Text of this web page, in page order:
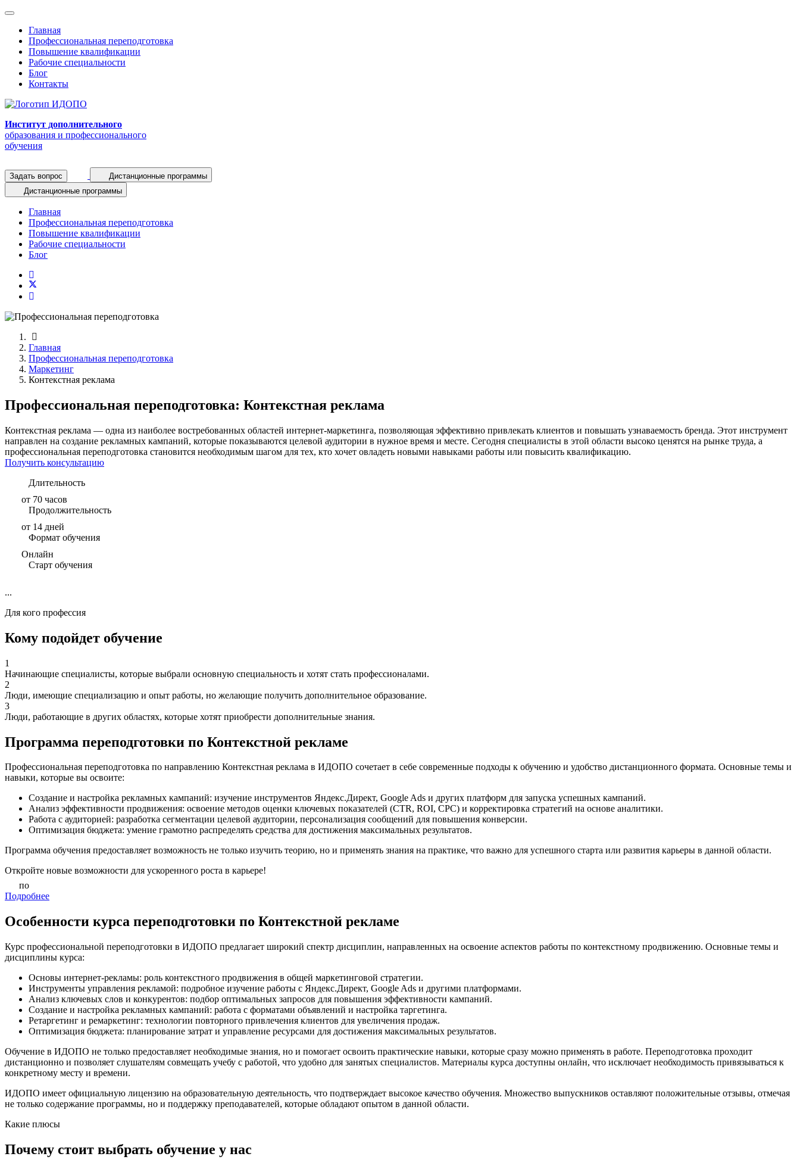
Главная
Профессиональная переподготовка
Повышение квалификации
Рабочие специальности
Блог
Контакты
Институт дополнительного
образования и профессионального
обучения
Задать вопрос
Дистанционные программы
Дистанционные программы
Главная
Профессиональная переподготовка
Повышение квалификации
Рабочие специальности
Блог
Главная
Профессиональная переподготовка
Маркетинг
Контекстная реклама
Профессиональная переподготовка: Контекстная реклама
Контекстная реклама — одна из наиболее востребованных областей интернет-маркетинга, позволяющая эффективно привлекать клиентов и повышать узнаваемость бренда. Этот инструмент
направлен на создание рекламных кампаний, которые показываются целевой аудитории в нужное время и месте. Сегодня специалисты в этой области высоко ценятся на рынке труда, а
профессиональная переподготовка становится необходимым шагом для тех, кто хочет овладеть новыми навыками работы или повысить квалификацию.
Получить консультацию
Длительность
от 70 часов
Продолжительность
от 14 дней
Формат обучения
Онлайн
Старт обучения
...
Для кого профессия
Кому подойдет обучение
1
Начинающие специалисты, которые выбрали основную специальность и хотят стать профессионалами.
2
Люди, имеющие специализацию и опыт работы, но желающие получить дополнительное образование.
3
Люди, работающие в других областях, которые хотят приобрести дополнительные знания.
Программа переподготовки по Контекстной рекламе
Профессиональная переподготовка по направлению Контекстная реклама в ИДОПО сочетает в себе современные подходы к обучению и удобство дистанционного формата. Основные темы и
навыки, которые вы освоите:
Создание и настройка рекламных кампаний: изучение инструментов Яндекс.Директ, Google Ads и других платформ для запуска успешных кампаний.
Анализ эффективности продвижения: освоение методов оценки ключевых показателей (CTR, ROI, CPC) и корректировка стратегий на основе аналитики.
Работа с аудиторией: разработка сегментации целевой аудитории, персонализация сообщений для повышения конверсии.
Оптимизация бюджета: умение грамотно распределять средства для достижения максимальных результатов.
Программа обучения предоставляет возможность не только изучить теорию, но и применять знания на практике, что важно для успешного старта или развития карьеры в данной области.
Откройте новые возможности для ускоренного роста в карьере!
по
Подробнее
Особенности курса переподготовки по Контекстной рекламе
Курс профессиональной переподготовки в ИДОПО предлагает широкий спектр дисциплин, направленных на освоение аспектов работы по контекстному продвижению. Основные темы и
дисциплины курса:
Основы интернет-рекламы: роль контекстного продвижения в общей маркетинговой стратегии.
Инструменты управления рекламой: подробное изучение работы с Яндекс.Директ, Google Ads и другими платформами.
Анализ ключевых слов и конкурентов: подбор оптимальных запросов для повышения эффективности кампаний.
Создание и настройка рекламных кампаний: работа с форматами объявлений и настройка таргетинга.
Ретаргетинг и ремаркетинг: технологии повторного привлечения клиентов для увеличения продаж.
Оптимизация бюджета: планирование затрат и управление ресурсами для достижения максимальных результатов.
Обучение в ИДОПО не только предоставляет необходимые знания, но и помогает освоить практические навыки, которые сразу можно применять в работе. Переподготовка проходит
дистанционно и позволяет слушателям совмещать учебу с работой, что удобно для занятых специалистов. Материалы курса доступны онлайн, что исключает необходимость привязываться к
конкретному месту и времени.
ИДОПО имеет официальную лицензию на образовательную деятельность, что подтверждает высокое качество обучения. Множество выпускников оставляют положительные отзывы, отмечая
не только содержание программы, но и поддержку преподавателей, которые обладают опытом в данной области.
Какие плюсы
Почему стоит выбрать обучение у нас